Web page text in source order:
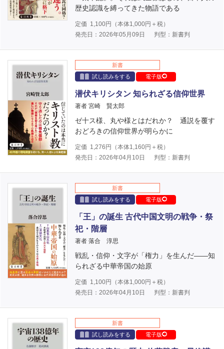
歴史認識を縛ってきた物語である
定価 1,100円（本体1,000円＋税）
発売日：2026年05月09日
判型：新書判
新書
試し読みをする
電子版
潜伏キリシタン 知られざる信仰世界
著者 宮崎 賢太郎
ゼ十ス様、丸や様とはだれか？ 通説を覆す
おどろきの信仰世界が明らかに
定価 1,276 円（本体1,160円＋税）
発売日：2026年04月10日
判型：新書判
新書
試し読みをする
電子版
「王」の誕生 古代中国文明の戦争・祭
祀・階層
著者 落合 淳思
戦乱・信仰・文字が「権力」を生んだ――知
られざる中華帝国の始原
定価 1,100円（本体1,000円＋税）
発売日：2026年04月10日
判型：新書判
新書
試し読みをする
電子版